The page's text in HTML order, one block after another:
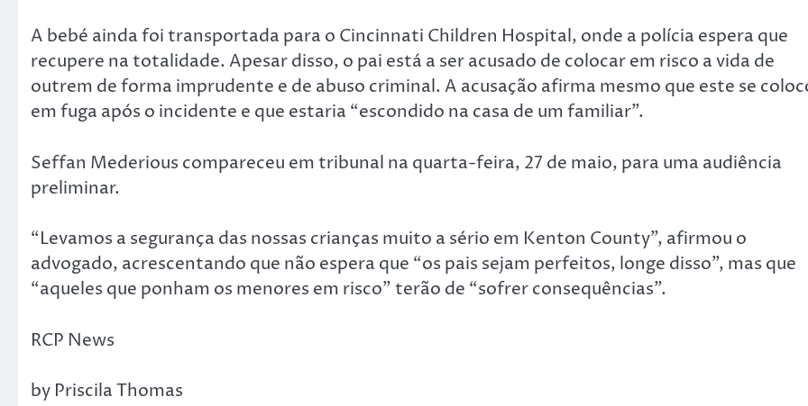
A bebé ainda foi transportada para o Cincinnati Children Hospital, onde a polícia espera que
recupere na totalidade. Apesar disso, o pai está a ser acusado de colocar em risco a vida de
outrem de forma imprudente e de abuso criminal. A acusação afirma mesmo que este se
em fuga após o incidente e que estaria “escondido na casa de um familiar”.
Seffan Mederious compareceu em tribunal na quarta-feira, 27 de maio, para uma audiência
preliminar.
“Levamos a segurança das nossas crianças muito a sério em Kenton County”, afirmou o
advogado, acrescentando que não espera que “os pais sejam perfeitos, longe disso”, mas que
“aqueles que ponham os menores em risco” terão de “sofrer consequências”.
RCP News
by Priscila Thomas